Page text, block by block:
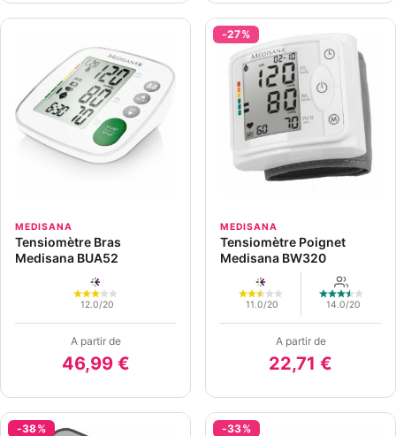
MEDISANA
Tensiomètre Bras
Medisana BUA52
12.0/20
A partir de
46,99 €
-27%
MEDISANA
Tensiomètre Poignet
Medisana BW320
11.0/20 14.0/20
A partir de
22,71 €
-38% -33%